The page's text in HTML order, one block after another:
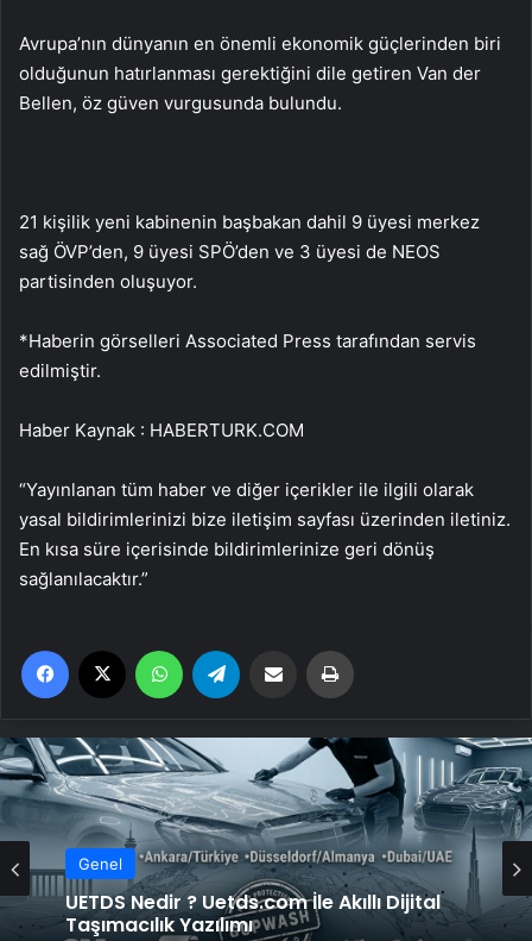
Avrupa’nın dünyanın en önemli ekonomik güçlerinden biri
olduğunun hatırlanması gerektiğini dile getiren Van der
Bellen, öz güven vurgusunda bulundu.
21 kişilik yeni kabinenin başbakan dahil 9 üyesi merkez
sağ ÖVP’den, 9 üyesi SPÖ’den ve 3 üyesi de NEOS
partisinden oluşuyor.
*Haberin görselleri Associated Press tarafından servis
edilmiştir.
Haber Kaynak : HABERTURK.COM
“Yayınlanan tüm haber ve diğer içerikler ile ilgili olarak
yasal bildirimlerinizi bize iletişim sayfası üzerinden iletiniz.
En kısa süre içerisinde bildirimlerinize geri dönüş
sağlanılacaktır.”
Facebook WhatsApp Email'den paylaş
Genel
UETDS Nedir ? Uetds.com İle Akıllı Dijital
Taşımacılık Yazılımı